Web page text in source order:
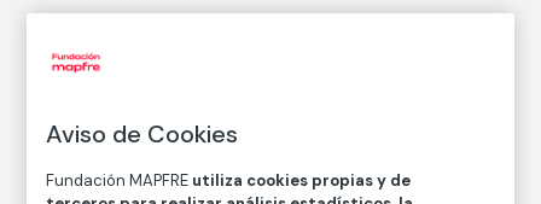
Nicholas Nixon
Copia en papel baritado con emulsión de gelatina y
Aviso de Cookies
Fundación MAPFRE utiliza cookies propias y de